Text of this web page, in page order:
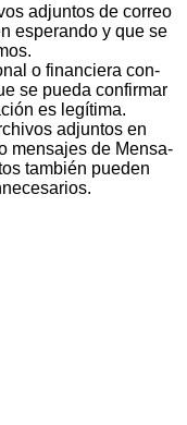
adjuntos de co­rreo
esperando y que se
o financiera con­
se pueda confirmar
es legítima.
adjuntos en
mensajes de Mensa­
también pueden